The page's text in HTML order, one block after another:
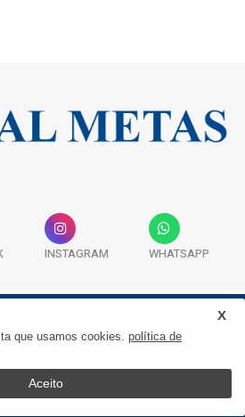
INSTAGRAM WHATSAPP
São José, 253, Sala 302, Centro
Atitude - (47) 3332 1620
que usamos cookies. política de
Aceito